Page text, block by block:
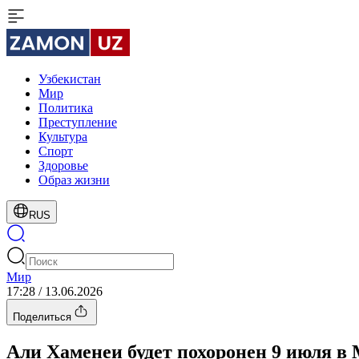
Узбекистан
Мир
Политика
Преступление
Культура
Спорт
Здоровье
Образ жизни
RUS
Мир
17:28 / 13.06.2026
Поделиться
Али Хаменеи будет похоронен 9 июля в